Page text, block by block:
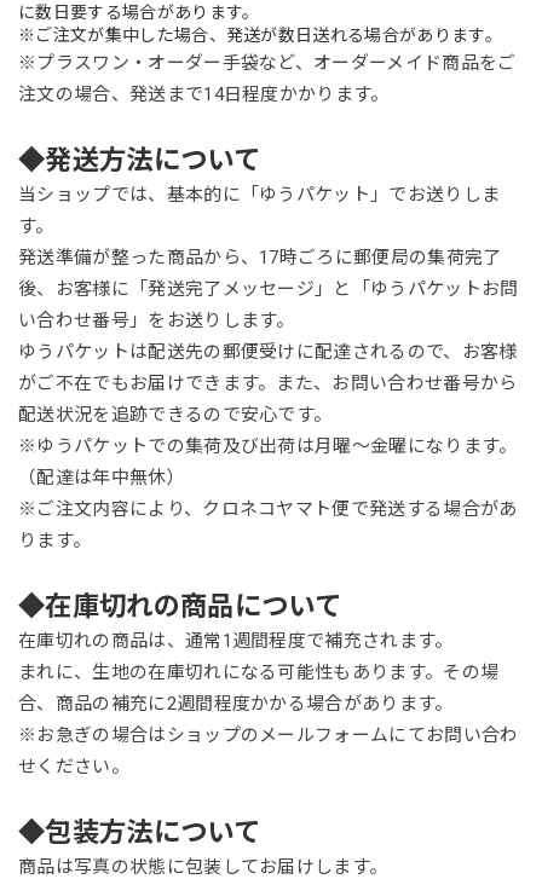
に数日要する場合があります。
※ご注文が集中した場合、発送が数日送れる場合があります。
※プラスワン・オーダー手袋など、オーダーメイド商品をご
注文の場合、発送まで14日程度かかります。
◆発送方法について
当ショップでは、基本的に「ゆうパケット」でお送りしま
す。
発送準備が整った商品から、17時ごろに郵便局の集荷完了
後、お客様に「発送完了メッセージ」と「ゆうパケットお問
い合わせ番号」をお送りします。
ゆうパケットは配送先の郵便受けに配達されるので、お客様
がご不在でもお届けできます。また、お問い合わせ番号から
配送状況を追跡できるので安心です。
※ゆうパケットでの集荷及び出荷は月曜～金曜になります。
（配達は年中無休）
※ご注文内容により、クロネコヤマト便で発送する場合があ
ります。
◆在庫切れの商品について
在庫切れの商品は、通常1週間程度で補充されます。
まれに、生地の在庫切れになる可能性もあります。その場
合、商品の補充に2週間程度かかる場合があります。
※お急ぎの場合はショップのメールフォームにてお問い合わ
せください。
◆包装方法について
商品は写真の状態に包装してお届けします。